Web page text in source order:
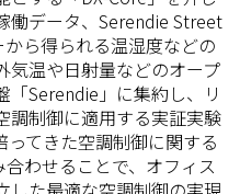
働データ、Serendie Street
ら得られる温湿度などの
気温や日射量などのオープ
「Serendie」に集約し、リ
調制御に適用する実証実験
てきた空調制御に関する
わせることで、オフィス